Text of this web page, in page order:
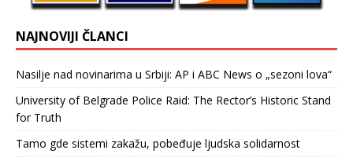
NAJNOVIJI ČLANCI
Nasilje nad novinarima u Srbiji: AP i ABC News o „sezoni lova“
University of Belgrade Police Raid: The Rector’s Historic Stand
for Truth
Tamo gde sistemi zakažu, pobeđuje ljudska solidarnost